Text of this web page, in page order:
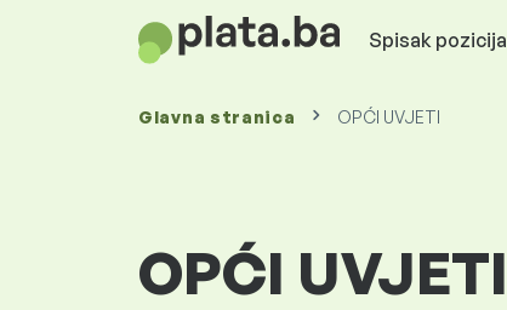
Spisak pozicija
Glavna stranica OPĆI UVJETI
OPĆI UVJETI